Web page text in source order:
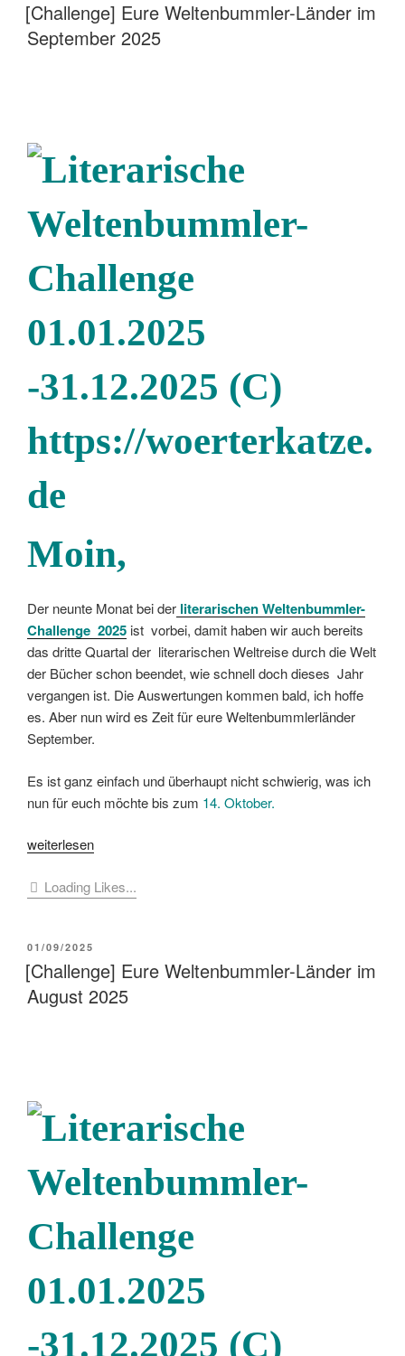
AM
[Challenge] Eure Weltenbummler-Länder im
September 2025
Moin,
Der neunte Monat bei der literarischenWeltenbummler-
Challenge 2025 ist vorbei, damit haben wir auch bereits
das dritte Quartal der literarischen Weltreise durch die Welt
der Bücher schon beendet, wie schnell doch dieses Jahr
vergangen ist. Die Auswertungen kommen bald, ich hoffe
es. Aber nun wird es Zeit für eure Weltenbummlerländer
September.
Es ist ganz einfach und überhaupt nicht schwierig, was ich
nun für euch möchte bis zum 14. Oktober.
„[Challenge]
Weltenbummler-
September
2025“
weiterlesen
Loading Likes...
VERÖFFENTLICHT
AM
01/09/2025
[Challenge] Eure Weltenbummler-Länder im
August 2025